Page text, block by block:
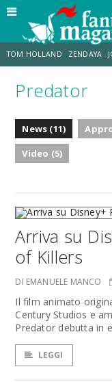
TOM HOLLAND ZENDAYA
STRANIMONDI LUCCA
CHRIS MCKENNA
Predator
News (11)
Video (5)
Arriva su
of Killers
DI EMANUELE MANCO
Il film animato
Century Studios e
Predator debutta in
LEGGI